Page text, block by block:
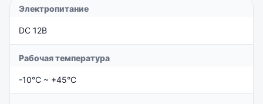
Электропитание
DC 12В
Рабочая температура
-10°C ~ +45°C